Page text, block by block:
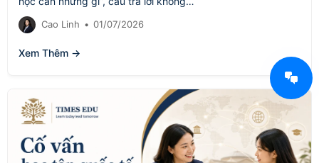
Cao Linh • 01/07/2026
Xem Thêm →